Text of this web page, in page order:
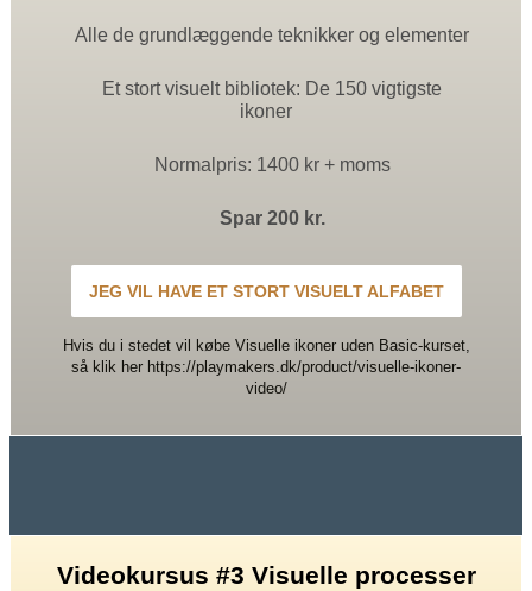
Alle de grundlæggende teknikker og elementer
Et stort visuelt bibliotek: De 150 vigtigste
ikoner
Normalpris: 1400 kr + moms
Spar 200 kr.
JEG VIL HAVE ET STORT VISUELT ALFABET
Hvis du i stedet vil købe Visuelle ikoner uden Basic-kurset,
så klik her https://playmakers.dk/product/visuelle-ikoner-
video/
Videokursus #3 Visuelle processer